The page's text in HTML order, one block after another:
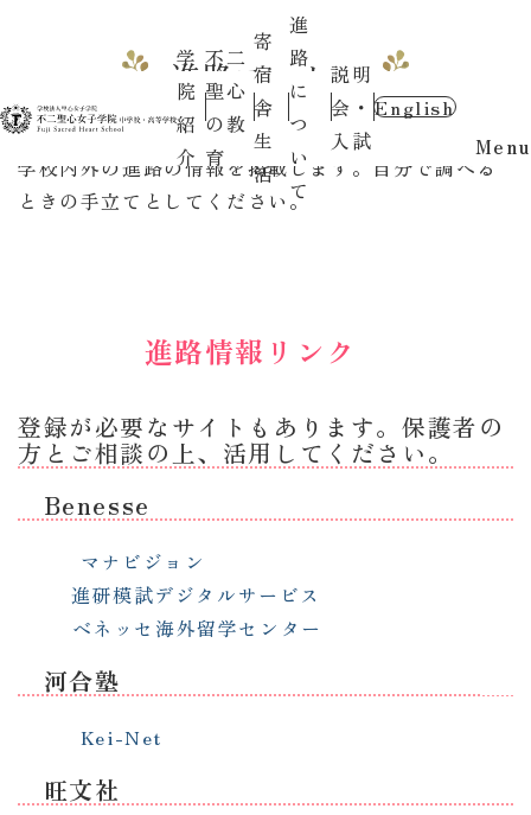
学
院
紹
介
不二
聖心
の教
育
寄
宿
舎
生
活
進
路
に
つ
い
て
説明
会・
入試
English
Menu
進路コーナー
学校内外の進路の情報を掲載します。自分で調べる
ときの手立てとしてください。
進路情報リンク
登録が必要なサイトもあります。保護者の
方とご相談の上、活用してください。
Benesse
マナビジョン
進研模試デジタルサービス
ベネッセ海外留学センター
河合塾
Kei-Net
旺文社